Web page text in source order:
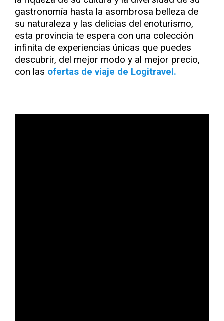
gastronomía hasta la asombrosa belleza de
su naturaleza y las delicias del enoturismo,
esta provincia te espera con una colección
infinita de experiencias únicas que puedes
descubrir, del mejor modo y al mejor precio,
con las ofertas de viaje de Logitravel.